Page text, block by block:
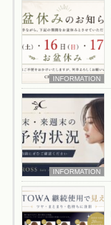
INFORMATION
INFORMATION